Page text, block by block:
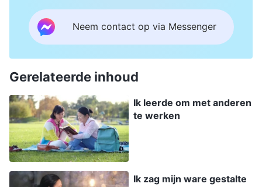
Neem contact op via Messenger
Gerelateerde inhoud
Ik leerde om met anderen
te werken
Ik zag mijn ware gestalte